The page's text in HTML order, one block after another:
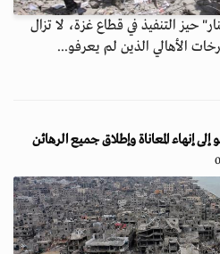
حيز التنفيذ في قطاع غزة، لا تزال
الأهالي الذين لم يعرفو...
إنهاء المعاناة وإطلاق جميع الرهائن